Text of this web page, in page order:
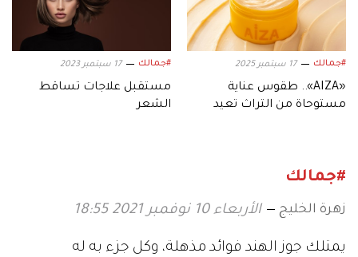
#جمالك 17 سبتمبر 2025
«AÏZA».. طقوس عناية
مستوحاة من التراث تعيد
#جمالك 17 سبتمبر 2023
مستقبل علاجات تساقط
الشعر
#جمالك
زهرة الخليج الأربعاء 10 نوفمبر 2021 18:55
يمتلك جوز الهند فوائد مذهلة، وكل جزء به له